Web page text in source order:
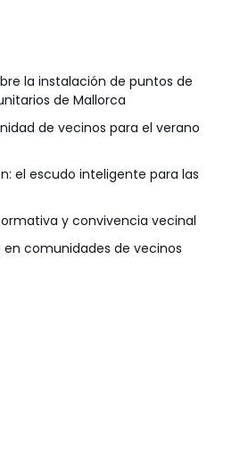
la instalación de puntos de
de Mallorca
de vecinos para el verano
el escudo inteligente para las
y convivencia vecinal
comunidades de vecinos